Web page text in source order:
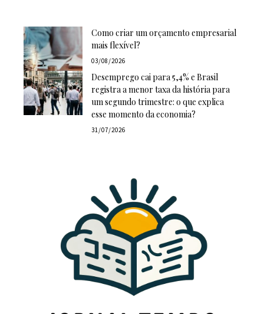
Como criar um orçamento empresarial
mais flexível?
03/08/2026
Desemprego cai para 5,4% e Brasil
registra a menor taxa da história para
um segundo trimestre: o que explica
esse momento da economia?
31/07/2026